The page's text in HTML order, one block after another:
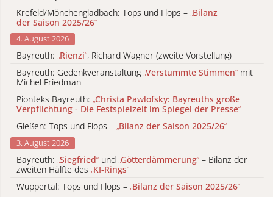
Krefeld/Mönchengladbach: Tops und Flops – „Bilanz
der Saison 2025/26“
4. August 2026
Bayreuth: „Rienzi“, Richard Wagner (zweite Vorstellung)
Bayreuth: Gedenkveranstaltung „Verstummte Stimmen“ mit
Michel Friedman
Pionteks Bayreuth: „Christa Pawlofsky: Bayreuths große
Verpflichtung - Die Festspielzeit im Spiegel der Presse“
Gießen: Tops und Flops – „Bilanz der Saison 2025/26“
3. August 2026
Bayreuth: „Siegfried“ und „Götterdämmerung“ – Bilanz der
zweiten Hälfte des „KI-Rings“
Wuppertal: Tops und Flops – „Bilanz der Saison 2025/26“